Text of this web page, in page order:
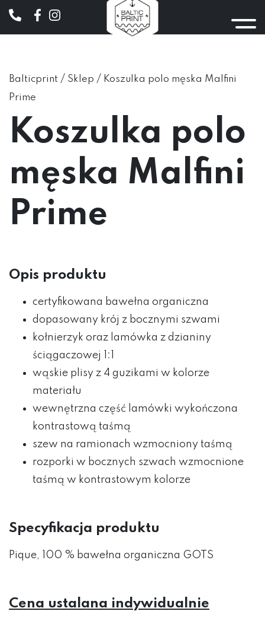
Balticprint / Sklep / Koszulka polo męska Malfini
Prime
Koszulka polo
męska Malfini
Prime
Opis produktu
certyfikowana bawełna organiczna
dopasowany krój z bocznymi szwami
kołnierzyk oraz lamówka z dzianiny
ściągaczowej 1:1
wąskie plisy z 4 guzikami w kolorze
materiału
wewnętrzna część lamówki wykończona
kontrastową taśmą
szew na ramionach wzmocniony taśmą
rozporki w bocznych szwach wzmocnione
taśmą w kontrastowym kolorze
Specyfikacja produktu
Pique, 100 % bawełna organiczna GOTS
Cena ustalana indywidualnie